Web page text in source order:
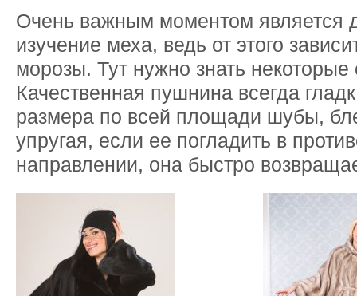
Очень важным моментом является
изучение меха, ведь от этого
морозы. Тут нужно знать некоторые
Качественная пушнина всегда
размера по всей площади шубы,
упругая, если ее погладить в
направлении, она быстро